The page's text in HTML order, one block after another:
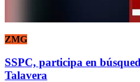
ZMG
SSPC, participa en
Talavera